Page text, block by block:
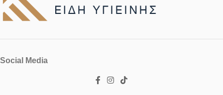
Social Media